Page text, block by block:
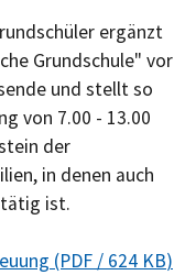
ergänzt
Grundschule" vor
und stellt so
von 7.00 - 13.00
der
in denen auch
ist.
(PDF / 624 KB)